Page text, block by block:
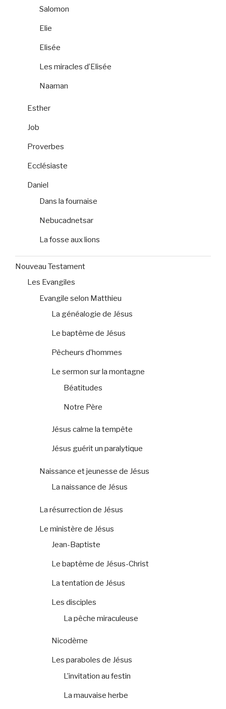
Salomon
Elie
Elisée
Les miracles d’Elisée
Naaman
Esther
Job
Proverbes
Ecclésiaste
Daniel
Dans la fournaise
Nebucadnetsar
La fosse aux lions
Nouveau Testament
Les Evangiles
Evangile selon Matthieu
La généalogie de Jésus
Le baptême de Jésus
Pêcheurs d’hommes
Le sermon sur la montagne
Béatitudes
Notre Père
Jésus calme la tempête
Jésus guérit un paralytique
Naissance et jeunesse de Jésus
La naissance de Jésus
La résurrection de Jésus
Le ministère de Jésus
Jean-Baptiste
Le baptême de Jésus-Christ
La tentation de Jésus
Les disciples
La pêche miraculeuse
Nicodème
Les paraboles de Jésus
L’invitation au festin
La mauvaise herbe